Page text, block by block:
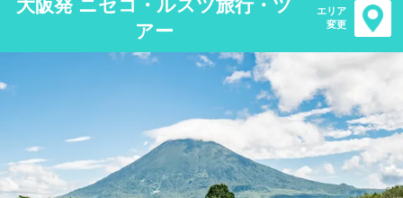
大阪発 ニセコ・ルスツ旅行・ツ
アー
エリア
変更